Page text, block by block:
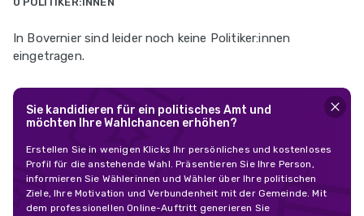
In Bovernier sind leider noch keine Politiker:innen
eingetragen.
Sie kandidieren für ein politisches Amt und
möchten Ihre Wahlchancen erhöhen?
Erstellen Sie in wenigen Klicks Ihr persönliches und kostenloses
Profil für die anstehende Wahl. Präsentieren Sie Ihre Person,
informieren Sie Wählerinnen und Wähler über Ihre politischen
Ziele, Ihre Motivation und Verbundenheit mit der Gemeinde. Mit
dem professionellen Online-Auftritt generieren Sie